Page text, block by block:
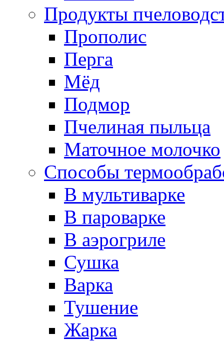
Продукты
Прополис
Перга
Мёд
Подмор
Пчелиная пыльца
Маточное молочко
Способы
В мультиварке
В пароварке
В аэрогриле
Сушка
Варка
Тушение
Жарка